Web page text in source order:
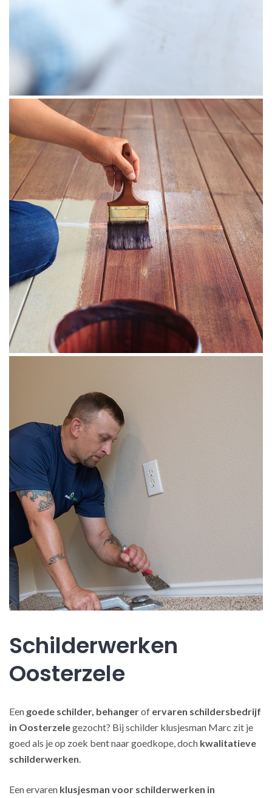
Schilderwerken
Oosterzele
Een goede schilder, behangerof ervaren schildersbedrijf
in Oosterzelegezocht? Bij schilder klusjesman Marc zit je
goed als je op zoek bent naar goedkope, doch kwalitatieve
schilderwerken.
Een ervaren klusjesman voor schilderwerken in